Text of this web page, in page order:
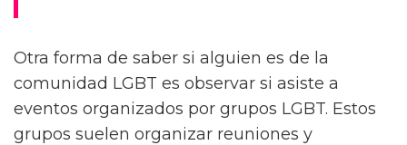
Otra forma de saber si alguien es de la
comunidad LGBT es observar si asiste a
eventos organizados por grupos LGBT. Estos
grupos suelen organizar reuniones y